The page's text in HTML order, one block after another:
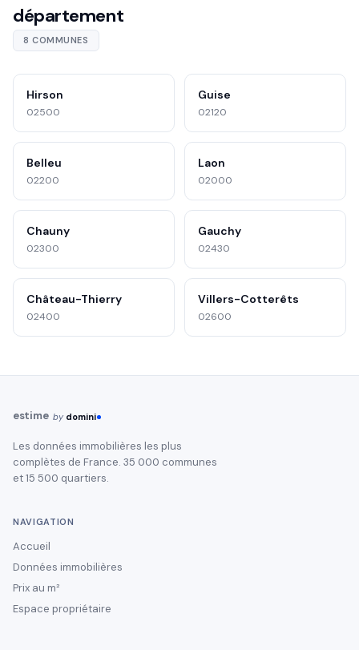
département
8 COMMUNES
Hirson
02500
Guise
02120
Belleu
02200
Laon
02000
Chauny
02300
Gauchy
02430
Château-Thierry
02400
Villers-Cotterêts
02600
estime by domini
Les données immobilières les plus
complètes de France. 35 000 communes
et 15 500 quartiers.
NAVIGATION
Accueil
Données immobilières
Prix au m²
Espace propriétaire